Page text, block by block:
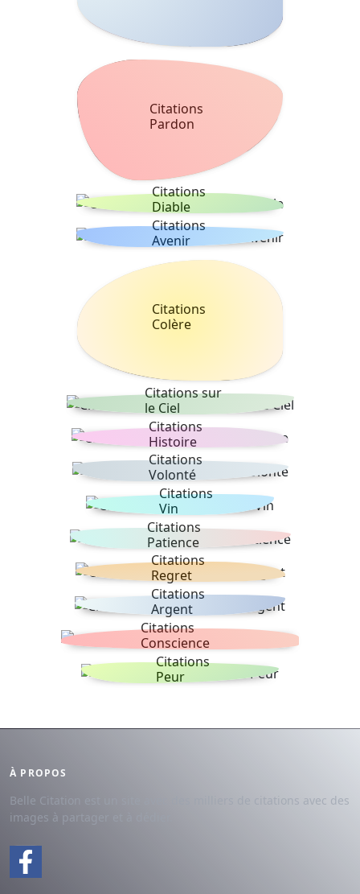
Citations
Pardon
Citations
Diable
Citations
Avenir
Citations
Colère
Citations sur
le Ciel
Citations
Histoire
Citations
Volonté
Citations
Vin
Citations
Patience
Citations
Regret
Citations
Argent
Citations
Conscience
Citations
Peur
À PROPOS
Belle Citation est un site avec des milliers de citations avec des
images à partager et à dédier.